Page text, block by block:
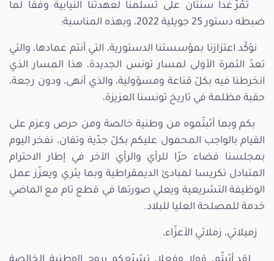
تمُرّ غدا سنتان على تسلّمنا لعهدتنا النيابية وفقا لما
ضبطه دستور 25 جويلية 2022، وبهذه المناسبة:
نؤكّد اعتزازنا بمؤسستنا الدستورية، التي أنتم عمادها، والتي
تعدّ الثمرة الأولى لمسار تونس الجديدة، هذا المسار الذي
انخرطنا فيه بكلّ قناعة ومسؤولية، والذي أنهى، ودون رجعة،
حقبة مظلمة في تاريخ تونسنا العزيزة،
بكم وبما أثبتّموه من وطنية خالصة ومن حرص وعزم على
القيام بالواجب المحمول عليكم بكلّ جدّية وتفان، نفخر اليوم
بمجلسنا فضاء حرّا للرأي والرأي الآخر في إطار الاحترام
المتبادل تكريسا لمبادئ الديمقراطية وبما يثري ويعزّز عمل
الوظيفة التشريعية ويعلي صورتها في قطع تام مع الماضي
خدمة للمصلحة العليا للبلاد.
زميلاتي، زملائي الأعزّاء،